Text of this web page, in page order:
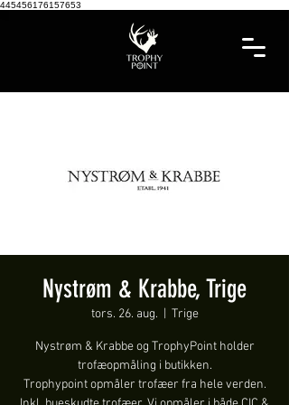
445456176157653
Nystrøm & Krabbe, Trige
tors. 26. aug. Trige
Nystrøm & Krabbe og TrophyPoint holder
trofæopmåling i butikken.
Trophypoint opmåler trofæer fra hele verden.